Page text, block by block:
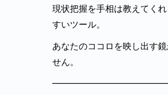
現状把握を手相は教えてく
すいツール。
あなたのココロを映し出す
せん。